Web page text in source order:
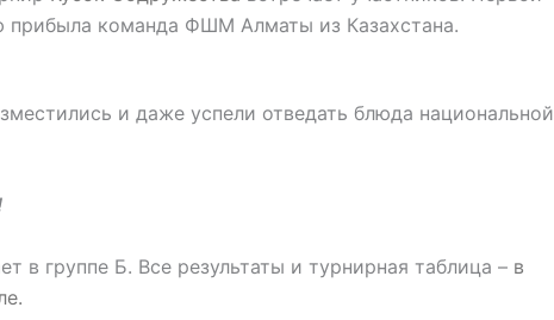
прибыла команда ФШМ Алматы из Казахстана.
и даже успели отведать блюда национальной
в группе Б. Все результаты и турнирная таблица – в